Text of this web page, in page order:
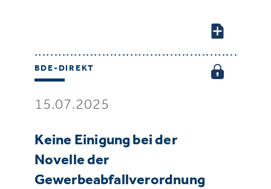
BDE-DIREKT
15.07.2025
Keine Einigung bei der
Novelle der
Gewerbeabfallverordnung